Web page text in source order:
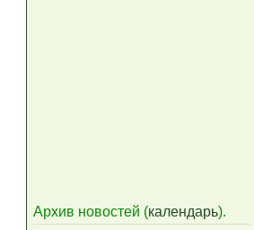
Архив новостей (календарь).